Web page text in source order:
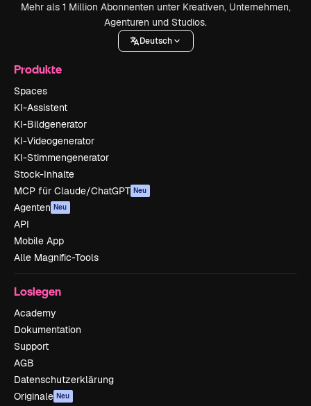
Mehr als 1 Million Abonnenten unter Kreativen, Unternehmen,
Agenturen und Studios.
Deutsch
Produkte
Spaces
KI-Assistent
KI-Bildgenerator
KI-Videogenerator
KI-Stimmengenerator
Stock-Inhalte
MCP für Claude/ChatGPT Neu
Agenten Neu
API
Mobile App
Alle Magnific-Tools
Loslegen
Academy
Dokumentation
Support
AGB
Datenschutzerklärung
Originale Neu